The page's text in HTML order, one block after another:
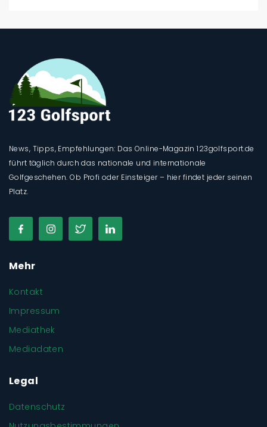
News, Tipps, Empfehlungen: Das Online-Magazin 123golfsport.de
führt täglich durch das nationale und internationale
Golfgeschehen. Ob Profi oder Einsteiger – hier findet jeder seinen
Platz.
Mehr
Kontakt
Impressum
Mediathek
Mediadaten
Legal
Datenschutz